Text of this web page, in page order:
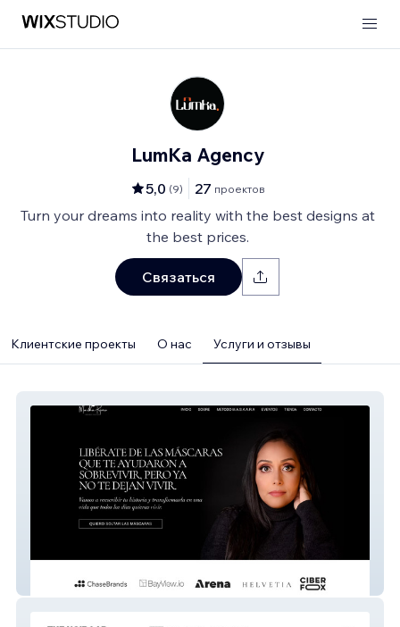
LumKa Agency
5,0 (9) 27 проектов
Turn your dreams into reality with the best designs at
the best prices.
Связаться
Клиентские проекты О нас Услуги и отзывы
Martha